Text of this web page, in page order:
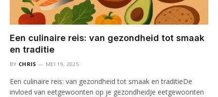
Een culinaire reis: van gezondheid tot smaak
en traditie
BY CHRIS MEI 19, 2025
Een culinaire reis: van gezondheid tot smaak en traditieDe
invloed van eetgewoonten op je gezondheidJe eetgewoonten